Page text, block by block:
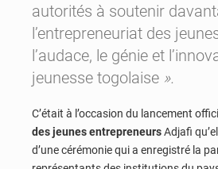
autorités à soutenir
l’entrepreneuriat des
l’audace, le génie et
jeunesse togolaise ».
C’était à l’occasion du lancement
des jeunes entrepreneursAdjafi
d’une cérémonie qui a enregistré la